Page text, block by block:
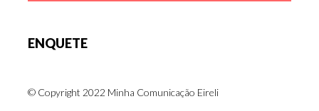
ENQUETE
© Copyright 2022 Minha Comunicação Eireli